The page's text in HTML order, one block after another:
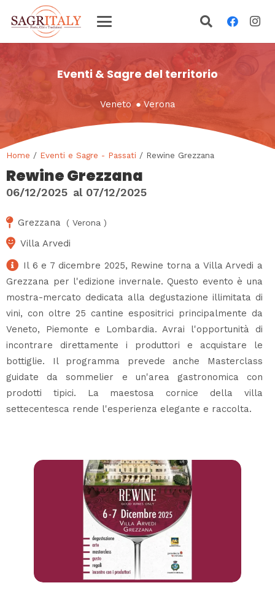
Eventi & Sagre del territorio
Veneto ● Verona
Home / Eventi e Sagre - Passati / Rewine Grezzana
Rewine Grezzana
06/12/2025 al 07/12/2025
Grezzana ( Verona )
Villa Arvedi
Il 6 e 7 dicembre 2025, Rewine torna a Villa Arvedi a
Grezzana per l'edizione invernale. Questo evento è una
mostra-mercato dedicata alla degustazione illimitata di
vini, con oltre 25 cantine espositrici principalmente da
Veneto, Piemonte e Lombardia. Avrai l'opportunità di
incontrare direttamente i produttori e acquistare le
bottiglie. Il programma prevede anche Masterclass
guidate da sommelier e un'area gastronomica con
prodotti tipici. La maestosa cornice della villa
settecentesca rende l'esperienza elegante e raccolta.